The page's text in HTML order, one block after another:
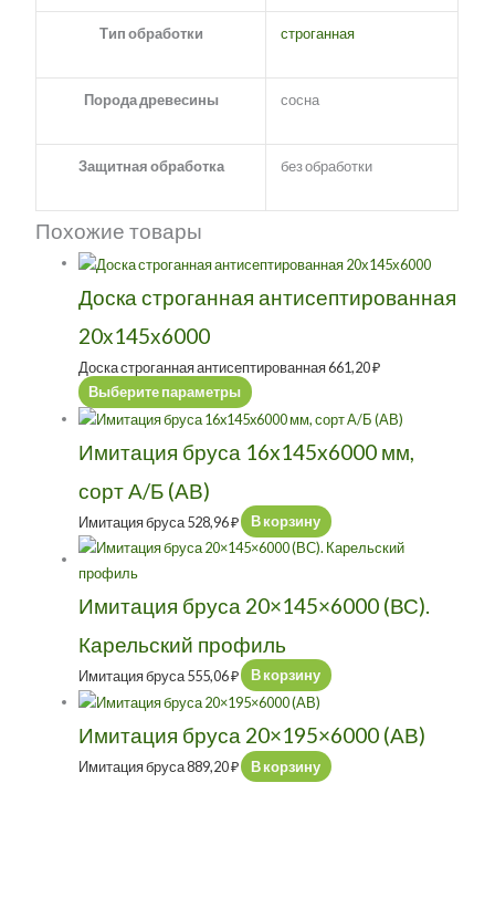
Тип обработки строганная
Порода древесины сосна
Защитная обработка без обработки
Похожие товары
Доска строганная антисептированная
20х145х6000
Доска строганная антисептированная661,20₽
Выберите параметры
Имитация бруса 16x145x6000 мм,
сорт А/Б (АВ)
Имитация бруса528,96₽ В корзину
Имитация бруса 20×145×6000 (ВС).
Карельский профиль
Имитация бруса555,06₽ В корзину
Имитация бруса 20×195×6000 (АВ)
Имитация бруса889,20₽ В корзину